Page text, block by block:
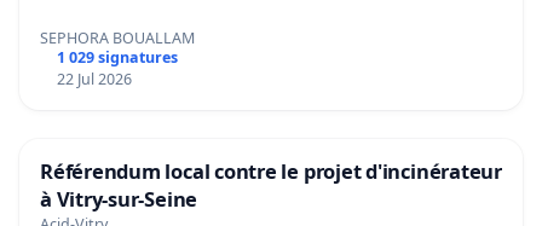
SEPHORA BOUALLAM
1 029 signatures
22 Jul 2026
Référendum local contre le projet d'incinérateur
à Vitry-sur-Seine